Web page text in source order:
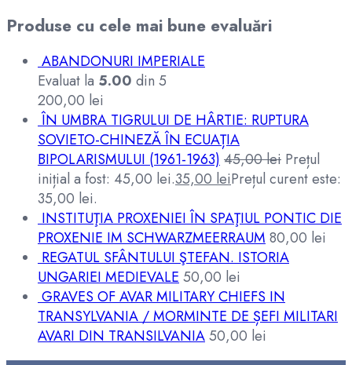
Produse cu cele mai bune evaluări
ABANDONURI IMPERIALE
Evaluat la 5.00 din 5
200,00 lei
ÎN UMBRA TIGRULUI DE HÂRTIE: RUPTURA
SOVIETO-CHINEZĂ ÎN ECUAȚIA
BIPOLARISMULUI (1961-1963) 45,00lei Prețul
inițial a fost: 45,00 lei.35,00 leiPrețul curent este:
35,00 lei.
INSTITUŢIA PROXENIEI ÎN SPAŢIUL PONTIC DIE
PROXENIE IM SCHWARZMEERRAUM 80,00 lei
REGATUL SFÂNTULUI ŞTEFAN. ISTORIA
UNGARIEI MEDIEVALE 50,00 lei
GRAVES OF AVAR MILITARY CHIEFS IN
TRANSYLVANIA / MORMINTE DE ȘEFI MILITARI
AVARI DIN TRANSILVANIA50,00 lei